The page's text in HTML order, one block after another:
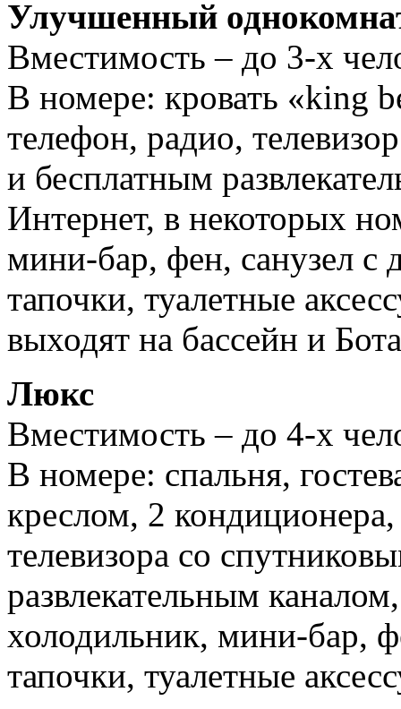
Улучшенный
Вместимость – до 3-х
В номере: кровать «king
телефон, радио,
и бесплатным
Интернет, в некоторых
мини-бар, фен, санузел с
тапочки, туалетные
выходят на бассейн и
Люкс
Вместимость – до 4-х
В номере: спальня,
креслом, 2
телевизора со
развлекательным
холодильник, мини-бар,
тапочки, туалетные